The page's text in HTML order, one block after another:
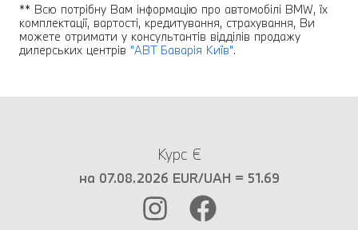
** Всю потрібну Вам інформацію про автомобілі BMW, їх
комплектації, вартості, кредитування, страхування, Ви
можете отримати у консультантів відділів продажу
дилерських центрів "АВТ Баварія Київ".
Курс €
на 07.08.2026 EUR/UAH = 51.69